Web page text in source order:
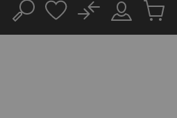
Suche
Mein
Konto
No
Artikel